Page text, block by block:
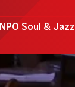
NPO Soul & Jazz